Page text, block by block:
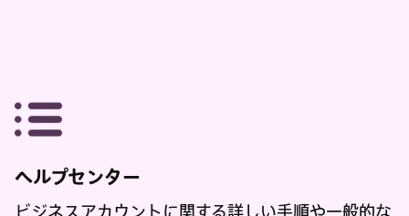
ヘルプセンター
ビジネスアカウントに関する詳しい手順や一般的な